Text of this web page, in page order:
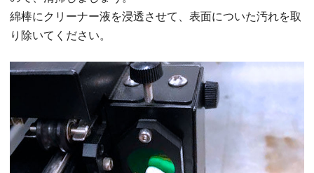
綿棒にクリーナー液を浸透させて、表面についた汚れを取
り除いてください。